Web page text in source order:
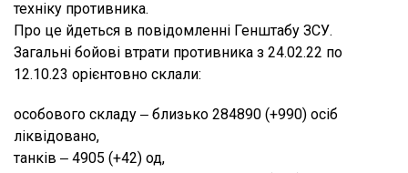
техніку противника.
Про це йдеться в повідомленні Генштабу ЗСУ.
Загальні бойові втрати противника з 24.02.22 по
12.10.23 орієнтовно склали:
особового складу ‒ близько 284890 (+990) осіб
ліквідовано,
танків ‒ 4905 (+42) од,